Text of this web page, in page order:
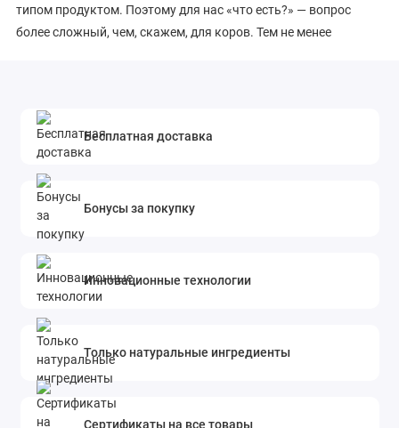
типом продуктом. Поэтому для нас «что есть?» — вопрос
более сложный, чем, скажем, для коров. Тем не менее
которые, по крайней мере если речь идет именно о еде,
представляли собой заветы предков. Что употреблять
всем этом люди раньше знали и передавали информацию
из поколения в поколение, не сомневаясь в правильности
подобных наставлений.
Однако за последние несколько десятилетий авторитет
старших в том, как правильно составлять меню для всей
начали ведать представители крупных компаний,
производящих продукты, и ученые.
О книге
Бесплатная доставка
Бонусы за покупку
Инновационные технологии
Только натуральные ингредиенты
Сертификаты на все товары